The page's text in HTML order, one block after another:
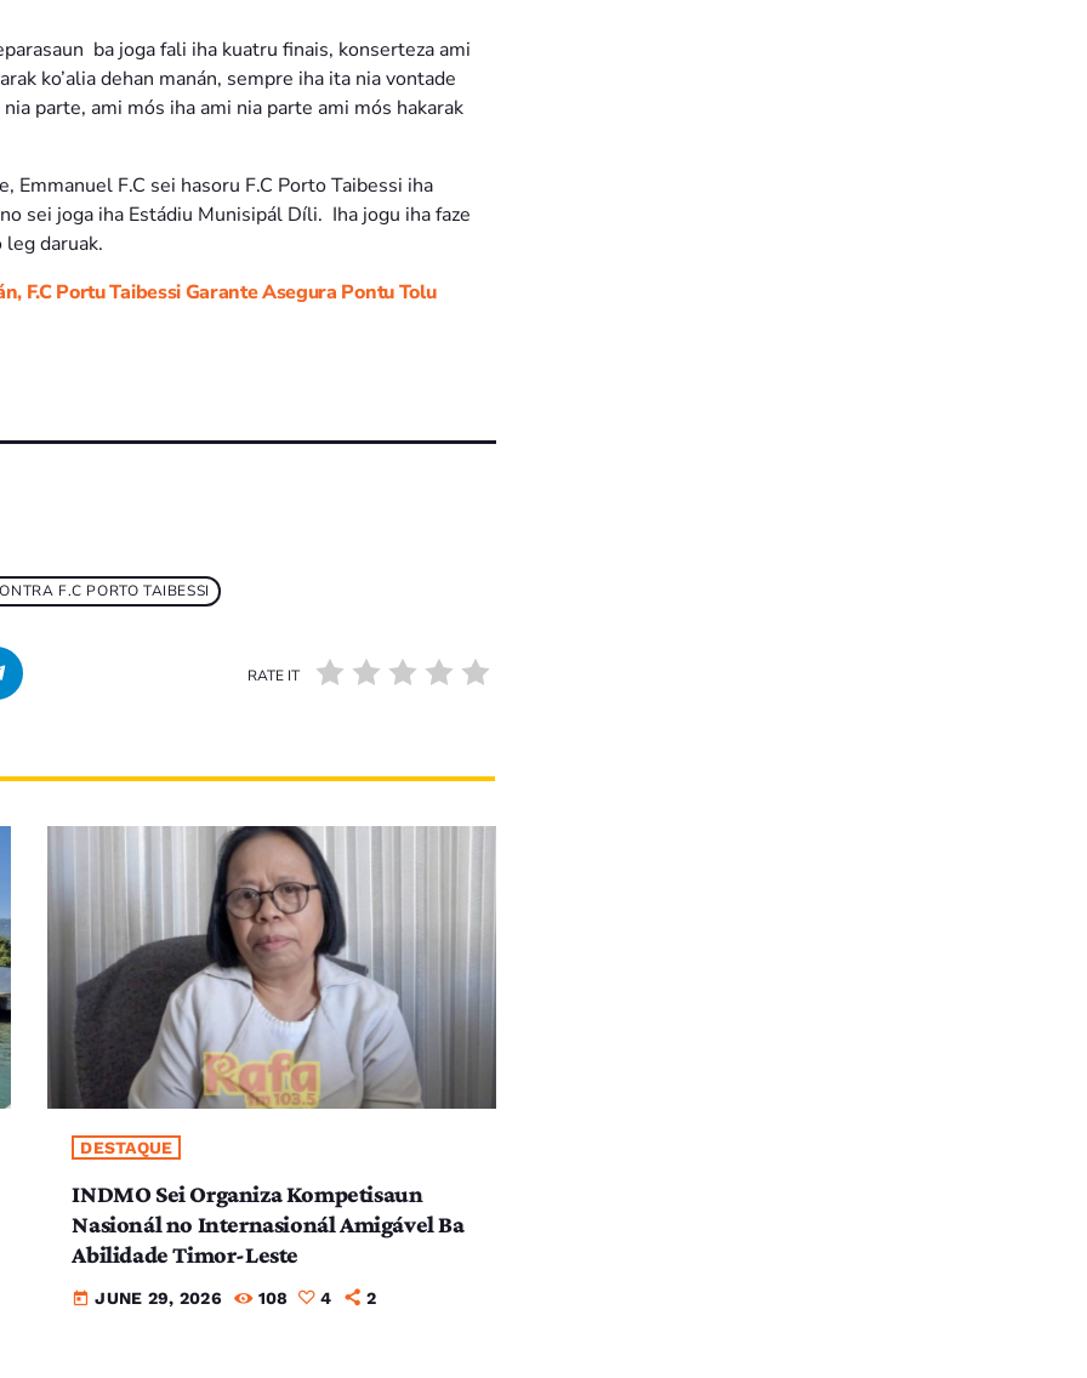
ba joga fali iha kuatru finais, konserteza ami
ko’alia dehan manán, sempre iha ita nia vontade
parte, ami mós iha ami nia parte ami mós hakarak
Emmanuel F.C sei hasoru F.C Porto Taibessi iha
sei joga iha Estádiu Munisipál Díli. Iha jogu iha faze
leg daruak.
F.C Portu Taibessi Garante Asegura Pontu Tolu
F.C PORTO TAIBESSI
RATE IT
DESTAQUE
INDMO Sei Organiza Kompetisaun
Nasionál no Internasionál Amigável Ba
Abilidade Timor-Leste
today JUNE 29, 2026 108 4 2